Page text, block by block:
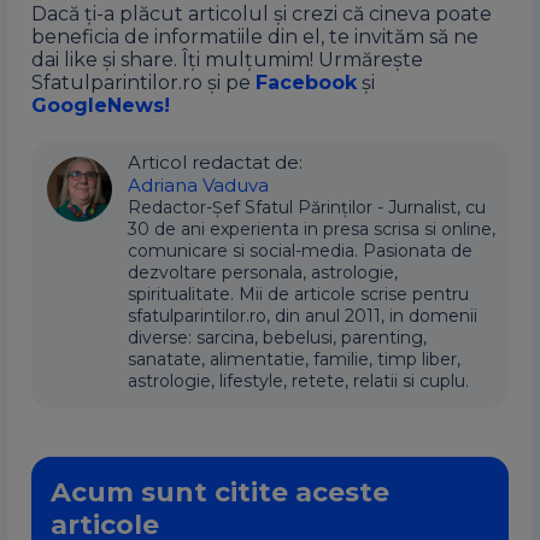
Dacă ți-a plăcut articolul și crezi că cineva poate
beneficia de informatiile din el, te invităm să ne
dai like și share. Îți mulțumim! Urmărește
Sfatulparintilor.ro și pe Facebook și
GoogleNews!
Articol redactat de:
Adriana Vaduva
Redactor-Șef Sfatul Părinților - Jurnalist, cu
30 de ani experienta in presa scrisa si online,
comunicare si social-media. Pasionata de
dezvoltare personala, astrologie,
spiritualitate. Mii de articole scrise pentru
sfatulparintilor.ro, din anul 2011, in domenii
diverse: sarcina, bebelusi, parenting,
sanatate, alimentatie, familie, timp liber,
astrologie, lifestyle, retete, relatii si cuplu.
Acum sunt citite aceste
articole